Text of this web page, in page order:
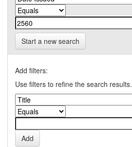
Start a new search
Add filters:
Use filters to refine the search results.